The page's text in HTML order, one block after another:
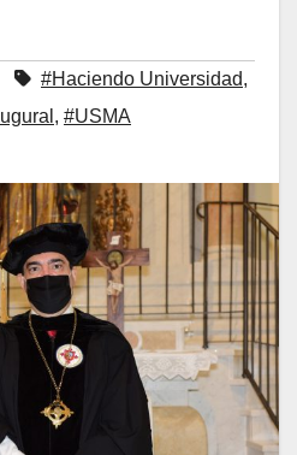
#Haciendo Universidad,
, #USMA